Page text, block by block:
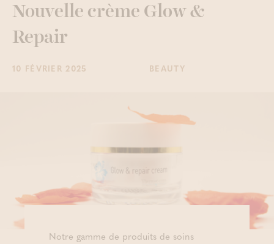
Nouvelle crème Glow &
Repair
10 FÉVRIER 2025 BEAUTY
Notre gamme de produits de soins